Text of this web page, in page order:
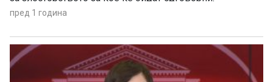
пред 1 година